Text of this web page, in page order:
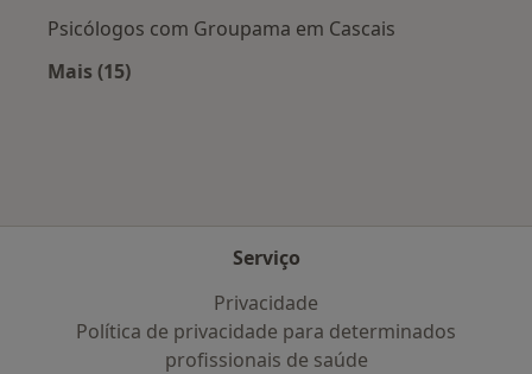
Psicólogos com Groupama em Cascais
Mais (15)
Serviço
Privacidade
Política de privacidade para determinados
profissionais de saúde